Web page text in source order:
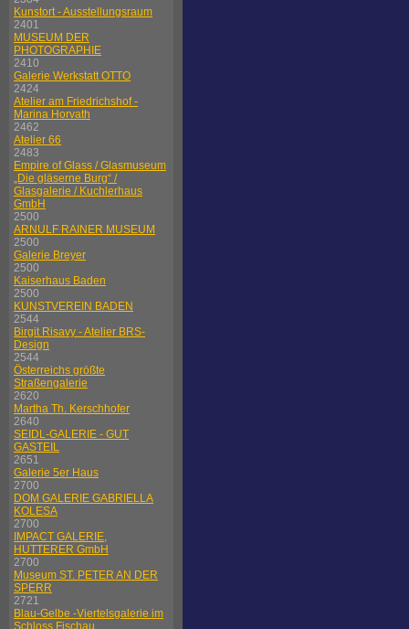
Kunstort - Ausstellungsraum
2401
MUSEUM DER
PHOTOGRAPHIE
2410
Galerie Werkstatt OTTO
2424
Atelier am Friedrichshof -
Marina Horvath
2462
Atelier 66
2483
Empire of Glass / Glasmuseum
„Die gläserne Burg“ /
Glasgalerie / Kuchlerhaus
GmbH
2500
ARNULF RAINER MUSEUM
2500
Galerie Breyer
2500
Kaiserhaus Baden
2500
KUNSTVEREIN BADEN
2544
Birgit Risavy - Atelier BRS-
Design
2544
Österreichs größte
Straßengalerie
2620
Martha Th. Kerschhofer
2640
SEIDL-GALERIE - GUT
GASTEIL
2651
Galerie 5er Haus
2700
DOM GALERIE GABRIELLA
KOLESA
2700
IMPACT GALERIE,
HUTTERER GmbH
2700
Museum ST. PETER AN DER
SPERR
2721
Blau-Gelbe -Viertelsgalerie im
Schloss Fischau